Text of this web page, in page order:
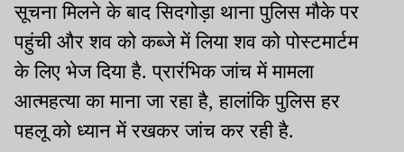
सूचना मिलने के बाद सिदगोड़ा थाना पुलिस मौके पर
पहुंची और शव को कब्जे में लिया शव को पोस्टमार्टम
के लिए भेज दिया है. प्रारंभिक जांच में मामला
आत्महत्या का माना जा रहा है, हालांकि पुलिस हर
पहलू को ध्यान में रखकर जांच कर रही है.